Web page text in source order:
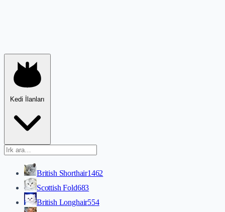
Kedi İlanları
British Shorthair1462
Scottish Fold683
British Longhair554